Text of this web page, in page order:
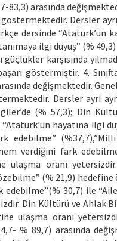
83,3) arasında
Dersler
dersinde “Atatürk’ün
ilgi duyuş” (%
güçlükler karşısında
göstermiştir. 4.
değişmektedir.
Dersler ayrı
(% 57,3); Din
hayatına ilgi
edebilme”
verdiğini fark
ulaşma oranı
(% 21,9) hedefine
edebilme”(% 30,7) ile
Din Kültürü ve Ahlak
ulaşma oranı
% 89,7) arasında